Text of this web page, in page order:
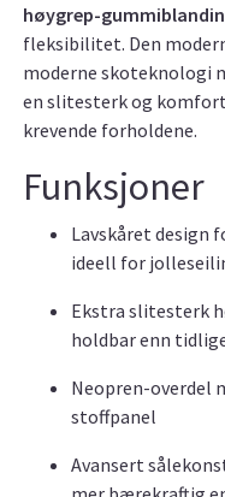
høygrep-
fleksibilitet. Den
moderne skoteknologi
en slitesterk og
krevende forholdene.
Funksjoner
Lavskåret design
ideell for
Ekstra slitesterk
holdbar enn
Neopren-overdel
stoffpanel
Avansert